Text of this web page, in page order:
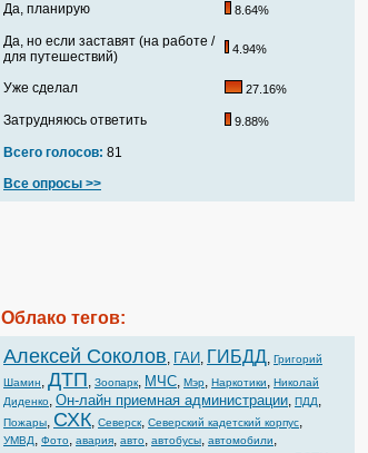
Да, планирую 8.64%
Да, но если заставят (на работе /
для путешествий)
4.94%
Уже сделал 27.16%
Затрудняюсь ответить 9.88%
Всего голосов: 81
Все опросы >>
Облако тегов:
Алексей Соколов, ГАИ, ГИБДД, Григорий
Шамин, ДТП, Зоопарк, МЧС, Мэр, Наркотики, Николай
Диденко, Он-лайн приемная администрации, ПДД,
Пожары, СХК, Северск, Северский кадетский корпус,
УМВД, Фото, авария, авто, автобусы, автомобили,